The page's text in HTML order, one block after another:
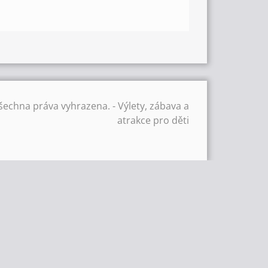
práva vyhrazena. - Výlety, zábava a
atrakce pro děti